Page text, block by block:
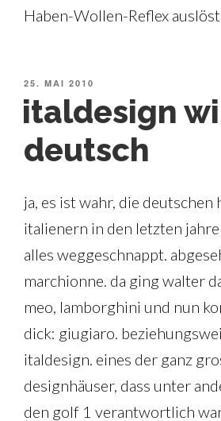
Haben-Wollen-Reflex
VERÖFFENTLICHT
AM
25. MAI 2010
italdesign
deutsch
ja, es ist wahr, die deutschen
italienern in den letzten
alles weggeschnappt.
marchionne. da ging walter
meo, lamborghini und nun
dick: giugiaro.
italdesign. eines der ganz
designhäuser, dass unter
den golf 1 verantwortlich